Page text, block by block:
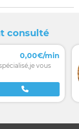
consulté
0,00€/min
vous